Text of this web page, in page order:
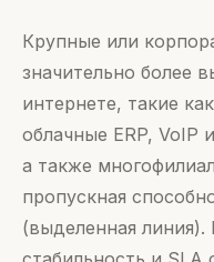
Крупные или
значительно более
интернете, такие
облачные ERP, VoIP
а также
пропускная
(выделенная